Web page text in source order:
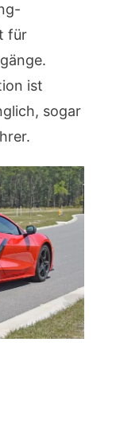
für
ist
sogar